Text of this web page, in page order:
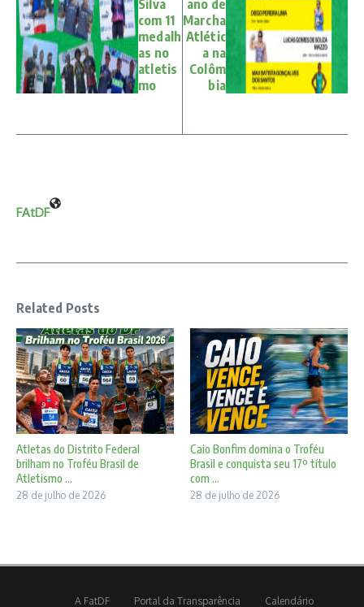
Silva
com 11
medalh
as no
atletis
mo
ano de
Marcha
Atlétic
a na
Colôm
bia
FAtDF
Related Posts
Atletas do Distrito Federal
brilham no Troféu Brasil de
Atletismo ...
28 de julho de 2026
Caio Bonfim domina o Troféu
Brasil e conquista seu 17º título
com ...
28 de julho de 2026
A FatDF Portal da Transparência Calendário